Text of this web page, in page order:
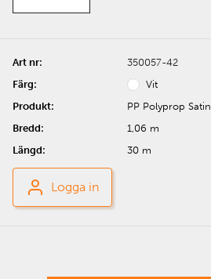
350057-42
Vit
PP Polyprop Satin
1,06 m
30 m
Logga in